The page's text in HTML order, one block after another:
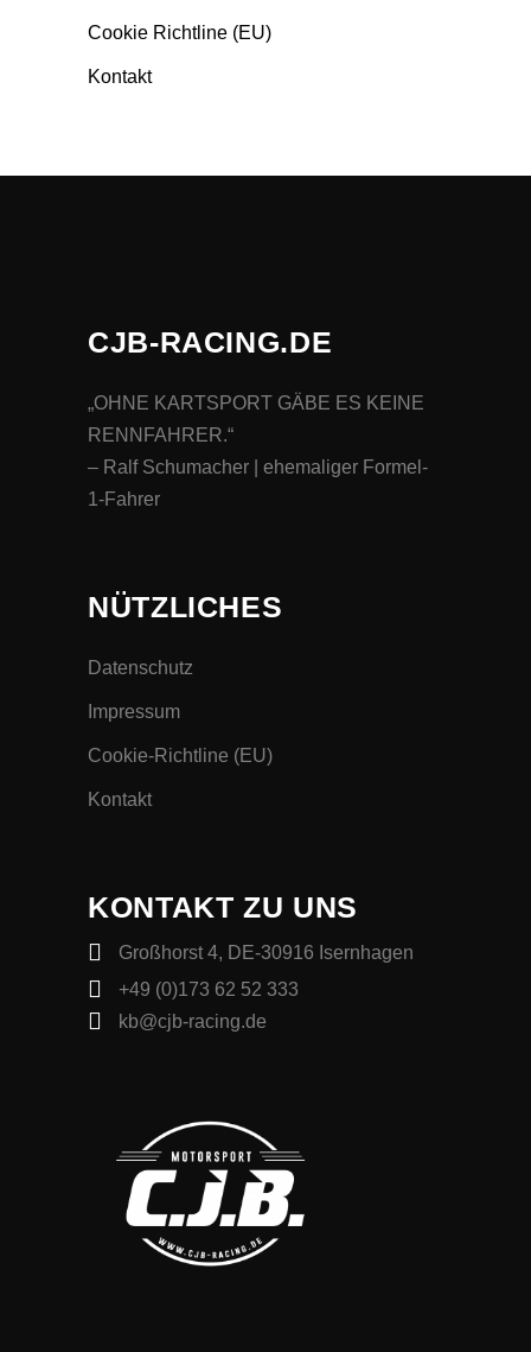
Cookie Richtline (EU)
Kontakt
CJB-RACING.DE
„OHNE KARTSPORT GÄBE ES KEINE
RENNFAHRER.“
– Ralf Schumacher | ehemaliger Formel-
1-Fahrer
NÜTZLICHES
Datenschutz
Impressum
Cookie-Richtline (EU)
Kontakt
KONTAKT ZU UNS
Großhorst 4, DE-30916 Isernhagen
+49 (0)173 62 52 333
kb@cjb-racing.de